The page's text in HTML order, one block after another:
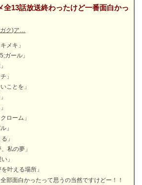
全13話放送終わったけど一番面白かっ
ガク)ア…
メキ」
ガール」
」
ことを」
ローム」
」
」
私の夢」
」
叶える場所」
部面白かったって思うの当然ですけどー！！